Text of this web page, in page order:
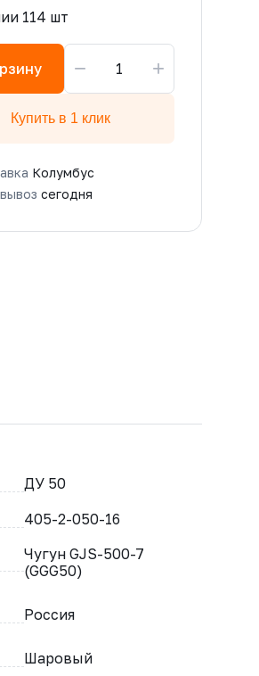
114 шт
− +
Купить в 1 клик
Колумбус
сегодня
ДУ 50
405-2-050-16
Чугун GJS-500-7
(GGG50)
Россия
Шаровый